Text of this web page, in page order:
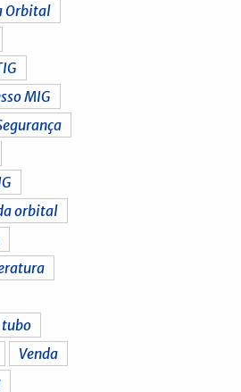
Orbital
MIG
orbital
tubo
Venda